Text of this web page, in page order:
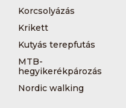
Korcsolyázás
Krikett
Kutyás terepfutás
MTB-
hegyikerékpározás
Nordic walking